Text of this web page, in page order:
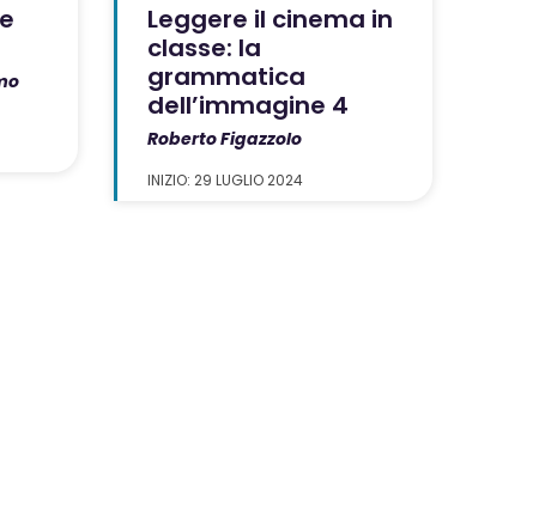
Leggere il cinema in
classe: la
grammatica
dell’immagine 4
Roberto Figazzolo
INIZIO: 29 LUGLIO 2024